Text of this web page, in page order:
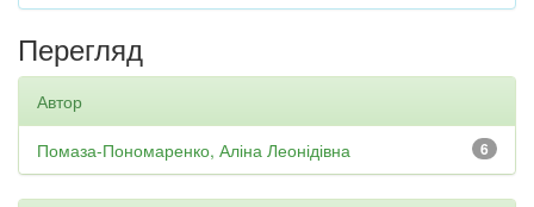
Перегляд
Автор
6
Помаза-Пономаренко, Аліна Леонідівна